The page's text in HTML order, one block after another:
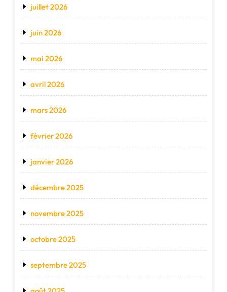
juillet 2026
juin 2026
mai 2026
avril 2026
mars 2026
février 2026
janvier 2026
décembre 2025
novembre 2025
octobre 2025
septembre 2025